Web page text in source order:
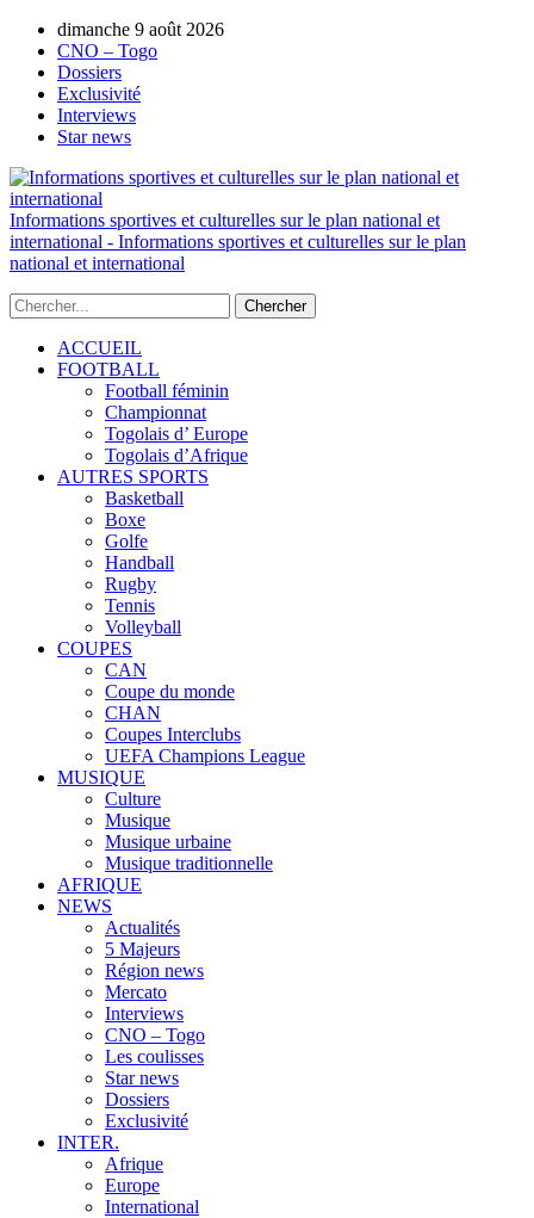
dimanche 9 août 2026
CNO – Togo
Dossiers
Exclusivité
Interviews
Star news
Informations sportives et culturelles sur le plan national et
international - Informations sportives et culturelles sur le plan
national et international
ACCUEIL
FOOTBALL
Football féminin
Championnat
Togolais d’ Europe
Togolais d’Afrique
AUTRES SPORTS
Basketball
Boxe
Golfe
Handball
Rugby
Tennis
Volleyball
COUPES
CAN
Coupe du monde
CHAN
Coupes Interclubs
UEFA Champions League
MUSIQUE
Culture
Musique
Musique urbaine
Musique traditionnelle
AFRIQUE
NEWS
Actualités
5 Majeurs
Région news
Mercato
Interviews
CNO – Togo
Les coulisses
Star news
Dossiers
Exclusivité
INTER.
Afrique
Europe
International
AUTORISATION DE LA HAAC N°0134/